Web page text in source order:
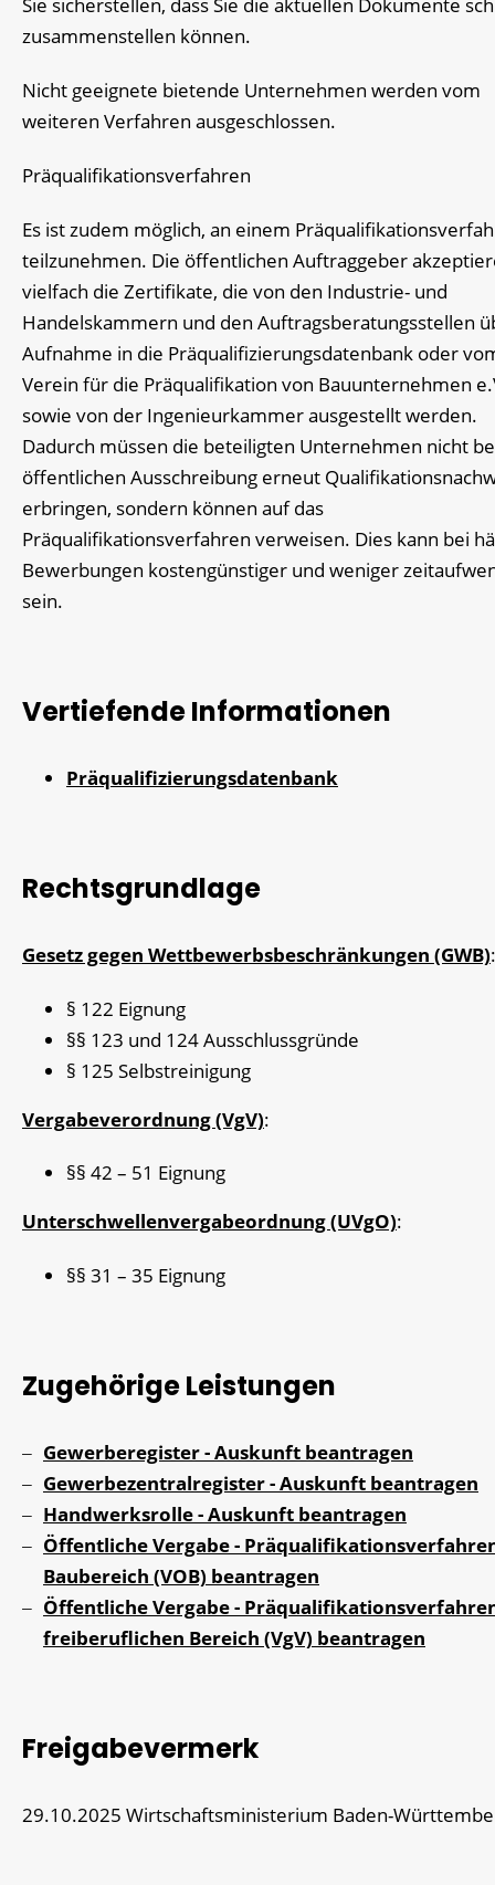
Sie sicherstellen, dass Sie die aktuellen Dokumente
zusammenstellen können.
Nicht geeignete bietende Unternehmen werden vom
weiteren Verfahren ausgeschlossen.
Präqualifikationsverfahren
Es ist zudem möglich, an einem
teilzunehmen. Die öffentlichen Auftraggeber
vielfach die Zertifikate, die von den Industrie- und
Handelskammern und den Auftragsberatungsstellen
Aufnahme in die Präqualifizierungsdatenbank oder
Verein für die Präqualifikation von Bauunternehmen
sowie von der Ingenieurkammer ausgestellt werden.
Dadurch müssen die beteiligten Unternehmen nicht
öffentlichen Ausschreibung erneut
erbringen, sondern können auf das
Präqualifikationsverfahren verweisen. Dies kann bei
Bewerbungen kostengünstiger und weniger
sein.
Vertiefende Informationen
Präqualifizierungsdatenbank
Rechtsgrundlage
Gesetz gegen Wettbewerbsbeschränkungen (GWB):
§ 122 Eignung
§§ 123 und 124 Ausschlussgründe
§ 125 Selbstreinigung
Vergabeverordnung (VgV):
§§ 42 – 51 Eignung
Unterschwellenvergabeordnung (UVgO):
§§ 31 – 35 Eignung
Zugehörige Leistungen
Gewerberegister - Auskunft beantragen
Gewerbezentralregister - Auskunft beantragen
Handwerksrolle - Auskunft beantragen
Öffentliche Vergabe -
Baubereich (VOB) beantragen
Öffentliche Vergabe -
freiberuflichen Bereich (VgV) beantragen
Freigabevermerk
29.10.2025 Wirtschaftsministerium Baden-